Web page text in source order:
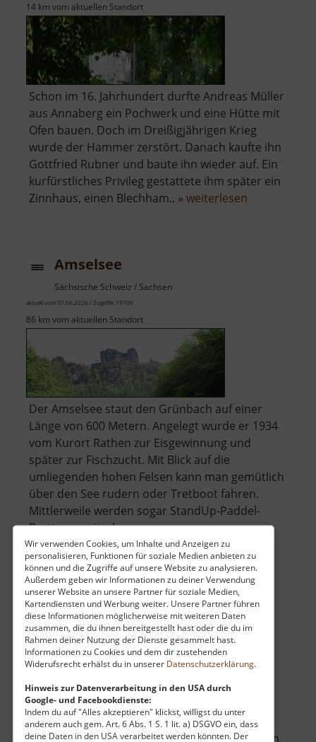
Wir verwenden Cookies, um Inhalte und Anzeigen zu
personalisieren, Funktionen für soziale Medien anbieten zu
können und die Zugriffe auf unsere Website zu analysieren.
Außerdem geben wir Informationen zu deiner Verwendung
unserer Website an unsere Partner für soziale Medien,
Kartendiensten und Werbung weiter. Unsere Partner führen
diese Informationen möglicherweise mit weiteren Daten
zusammen, die du ihnen bereitgestellt hast oder die du im
Rahmen deiner Nutzung der Dienste gesammelt hast.
Informationen zu Cookies und dem dir zustehenden
Widerufsrecht erhälst du in unserer Datenschutzerklärung.
Hinweis zur Datenverarbeitung in den USA durch
Google- und Facebookdienste:
Indem du auf "Alles akzeptieren" klickst, willigst du unter
anderem auch gem. Art. 6 Abs. 1 S. 1 lit. a) DSGVO ein, dass
deine Daten in den USA verarbeitet werden könnten. Der
14 km vom aktuellen Standort
Schon im 16. Jahrhundert durfte Andreas Müller
aus Annaberg ein Pochwerk und eine Hütte mit
Ofen bauen. Doch im Dreißigjährigen Krieg
wurde der Hammer zerstört. Danach kaufte ihn
Gottfried Rubner und baute ihn wieder auf. Ein
kurfürstliches Privileg gestattete ihm später ein
Zinnhaus, einen Blechham.. » weiterlesen
Amselsee
Sächsische Schweiz / Sachsen
aktuell vom 07.06.2026 / Zugriffe: 19706
86 km vom aktuellen Standort
Der Amselsee staut den Grünbach auf einer
Länge von 600 Metern. Angelegt wurde er 1934
vom Kurort Rathen zur Eisgewinnung und
später zur Fischzucht. Mit Blick auf die
umliegenden hohen Felsen kann man gemütlich
über den See rudern oder Tretboot fahren.
Mittlerweile werden sogar StandUp-Paddel-
Brette.. »weiterlesenüber
Amselsee
Aussichtsturm Striegistal
Böhringen / Sachsen
aktuell vom 07.06.2026 / Zugriffe: 1538
49 km vom aktuellen Standort
Ein weithin sichtbarer schlanker Aussichtsturm